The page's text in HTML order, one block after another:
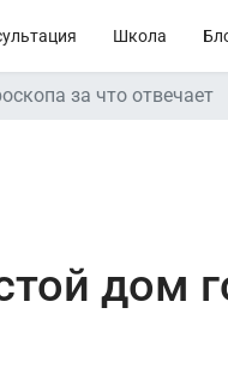
Школа
за что отвечает
дом